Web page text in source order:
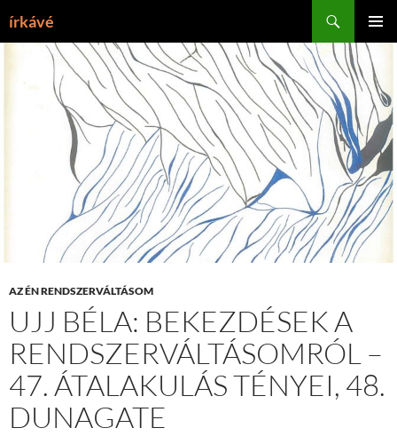
írkávé
MENÜ
AZ ÉN RENDSZERVÁLTÁSOM
UJJ BÉLA: BEKEZDÉSEK A
RENDSZERVÁLTÁSOMRÓL –
47. ÁTALAKULÁS TÉNYEI, 48.
DUNAGATE